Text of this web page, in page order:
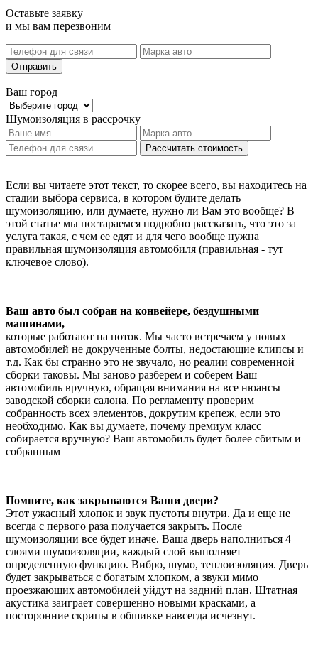
Оставьте заявку
и мы вам перезвоним
Отправить
Ваш город
Шумоизоляция в рассрочку
Рассчитать стоимость
Если вы читаете этот текст, то скорее всего, вы находитесь на
стадии выбора сервиса, в котором будите делать
шумоизоляцию, или думаете, нужно ли Вам это вообще? В
этой статье мы постараемся подробно рассказать, что это за
услуга такая, с чем ее едят и для чего вообще нужна
правильная шумоизоляция автомобиля (правильная - тут
ключевое слово).
Ваш авто был собран на конвейере, бездушными
машинами,
которые работают на поток. Мы часто встречаем у новых
автомобилей не докрученные болты, недостающие клипсы и
т.д. Как бы странно это не звучало, но реалии современной
сборки таковы. Мы заново разберем и соберем Ваш
автомобиль вручную, обращая внимания на все нюансы
заводской сборки салона. По регламенту проверим
собранность всех элементов, докрутим крепеж, если это
необходимо. Как вы думаете, почему премиум класс
собирается вручную? Ваш автомобиль будет более сбитым и
собранным
Помните, как закрываются Ваши двери?
Этот ужасный хлопок и звук пустоты внутри. Да и еще не
всегда с первого раза получается закрыть. После
шумоизоляции все будет иначе. Ваша дверь наполниться 4
слоями шумоизоляции, каждый слой выполняет
определенную функцию. Вибро, шумо, теплоизоляция. Дверь
будет закрываться с богатым хлопком, а звуки мимо
проезжающих автомобилей уйдут на задний план. Штатная
акустика заиграет совершенно новыми красками, а
посторонние скрипы в обшивке навсегда исчезнут.